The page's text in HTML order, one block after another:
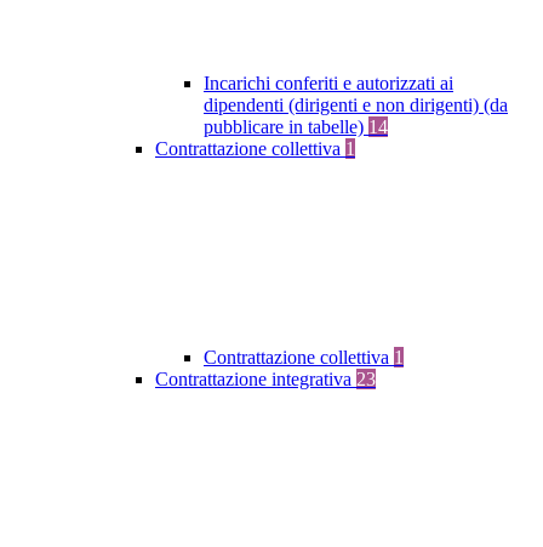
Incarichi conferiti e autorizzati ai
dipendenti (dirigenti e non dirigenti) (da
pubblicare in tabelle) 14
Contrattazione collettiva 1
Contrattazione collettiva 1
Contrattazione integrativa 23